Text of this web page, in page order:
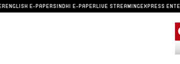
ENGLISH E-PAPERSINDHI E-PAPERLIVE STREAMINGEXPRESS